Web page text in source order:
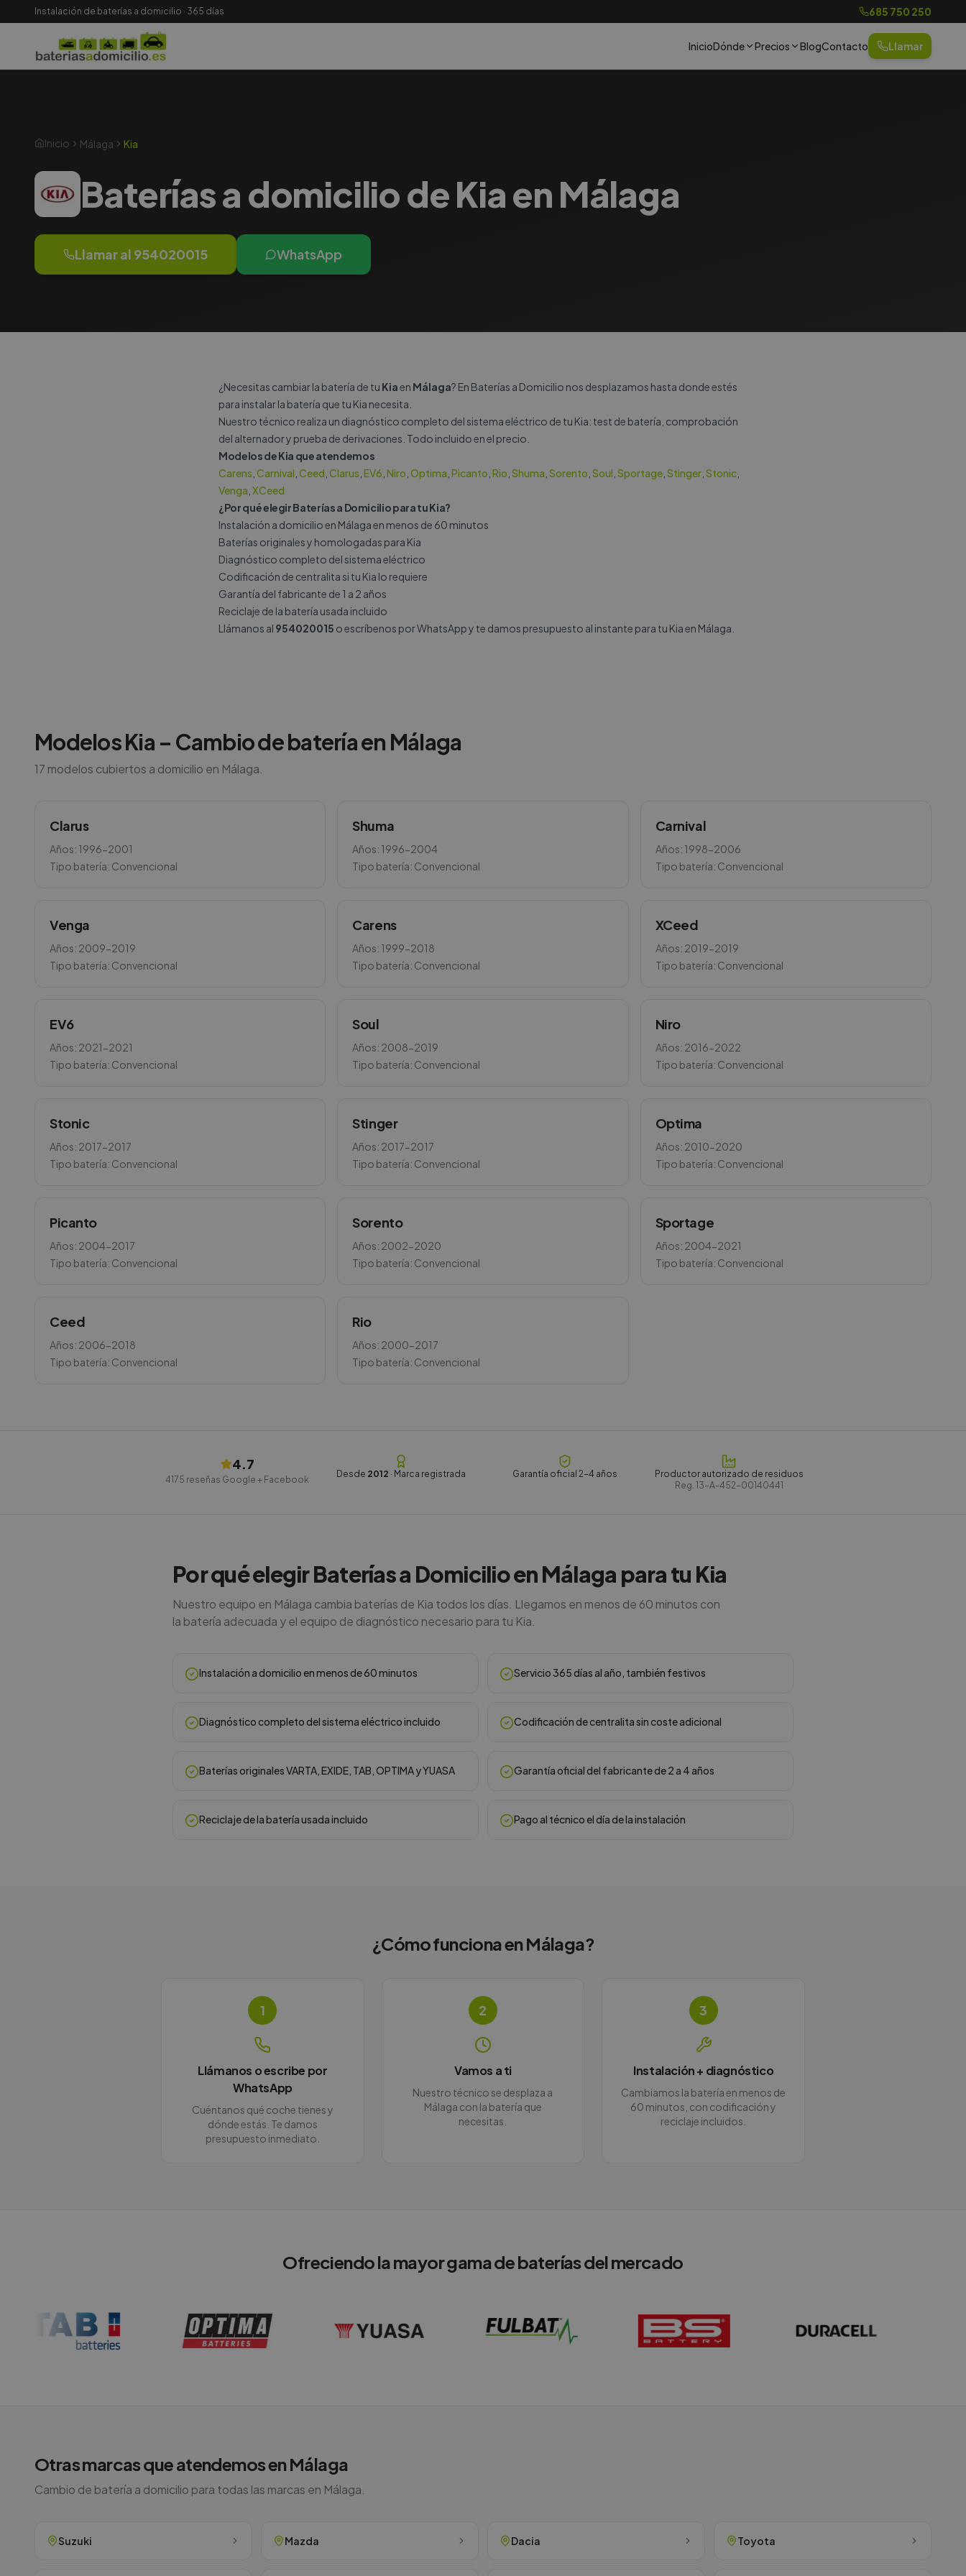
Instalación de baterías a domicilio · 365 días 685 750 250
InicioDónde Precios BlogContacto Llamar
Inicio Málaga Kia
Baterías a domicilio de Kia en Málaga
Llamar al 954020015 WhatsApp
¿Necesitas cambiar la batería de tu Kiaen Málaga? En Baterías a Domicilio nos desplazamos hasta donde estés
para instalar la batería que tu Kia necesita.
Nuestro técnico realiza un diagnóstico completo del sistema eléctrico de tu Kia: test de batería, comprobación
del alternador y prueba de derivaciones. Todo incluido en el precio.
Modelos de Kia que atendemos
Carens Carnival Ceed Clarus EV6 Niro Optima Picanto Rio Shuma Sorento Soul Sportage Stinger Stonic
Venga XCeed
¿Por qué elegir Baterías a Domicilio para tu Kia?
Instalación a domicilio en Málaga en menos de 60 minutos
Baterías originales y homologadas para Kia
Diagnóstico completo del sistema eléctrico
Codificación de centralita si tu Kia lo requiere
Garantía del fabricante de 1 a 2 años
Reciclaje de la batería usada incluido
Llámanos al 954020015 o escríbenos porWhatsAppy te damos presupuesto al instante para tu Kia en Málaga.
ModelosKia – Cambio de batería en Málaga
17 modelos cubiertos a domicilio en Málaga
Clarus
Años: 1996-2001
Tipo batería: Convencional
Shuma
Años: 1996-2004
Tipo batería: Convencional
Carnival
Años: 1998-2006
Tipo batería: Convencional
Venga
Años: 2009-2019
Tipo batería: Convencional
Carens
Años: 1999-2018
Tipo batería: Convencional
XCeed
Años: 2019-2019
Tipo batería: Convencional
EV6
Años: 2021-2021
Tipo batería: Convencional
Soul
Años: 2008-2019
Tipo batería: Convencional
Niro
Años: 2016-2022
Tipo batería: Convencional
Stonic
Años: 2017-2017
Tipo batería: Convencional
Stinger
Años: 2017-2017
Tipo batería: Convencional
Optima
Años: 2010-2020
Tipo batería: Convencional
Picanto
Años: 2004-2017
Tipo batería: Convencional
Sorento
Años: 2002-2020
Tipo batería: Convencional
Sportage
Años: 2004-2021
Tipo batería: Convencional
Ceed
Años: 2006-2018
Tipo batería: Convencional
Rio
Años: 2000-2017
Tipo batería: Convencional
4.7
4175 reseñas Google + Facebook
Desde 2012 · Marca registrada Garantía oficial 2-4 años
Productor autorizado de residuos
Reg. 13-A-452-00140441
Por qué elegir Baterías a Domicilio en Málaga para tu Kia
Nuestro equipo en Málaga cambia baterías de Kia todos los días. Llegamos en menos de 60 minutos con
la batería adecuada y el equipo de diagnóstico necesario para tu Kia.
Instalación a domicilio en menos de 60 minutos Servicio 365 días al año, también festivos
Diagnóstico completo del sistema eléctrico incluido Codificación de centralita sin coste adicional
Baterías originales VARTA, EXIDE, TAB, OPTIMA y YUASA Garantía oficial del fabricante de 2 a 4 años
Reciclaje de la batería usada incluido Pago al técnico el día de la instalación
¿Cómo funciona enMálaga?
1
Llámanos o escribe por
WhatsApp
Cuéntanos qué coche tienes y
dónde estás. Te damos
presupuesto inmediato.
2
Vamos a ti
Nuestro técnico se desplaza a
Málaga con la batería que
necesitas.
3
Instalación + diagnóstico
Cambiamos la batería en menos de
60 minutos, con codificación y
reciclaje incluidos.
Ofreciendo la mayor gama de baterías del mercado
Otras marcas que atendemos enMálaga
Cambio de batería a domicilio para todas las marcas en Málaga
Suzuki Mazda Dacia Toyota